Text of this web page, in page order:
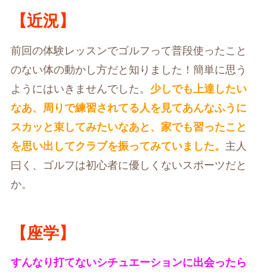
【近況】
前回の体験レッスンでゴルフって普段使ったこと
のない体の動かし方だと知りました！簡単に思う
ようにはいきませんでした。 少しでも上達したい
なあ、周りで練習されてる人を見てあんなふうに
スカッと束してみたいなあと、家でも習ったこと
を思い出してクラブを振ってみていました。 主人
曰く、ゴルフは初心者に優しくないスポーツだと
か。
【座学】
すんなり打てないシチュエーションに出会ったら